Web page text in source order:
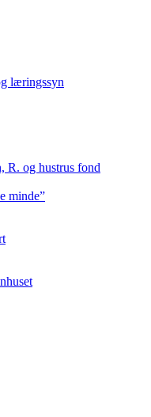
læringssyn
R. og hustrus fond
minde”